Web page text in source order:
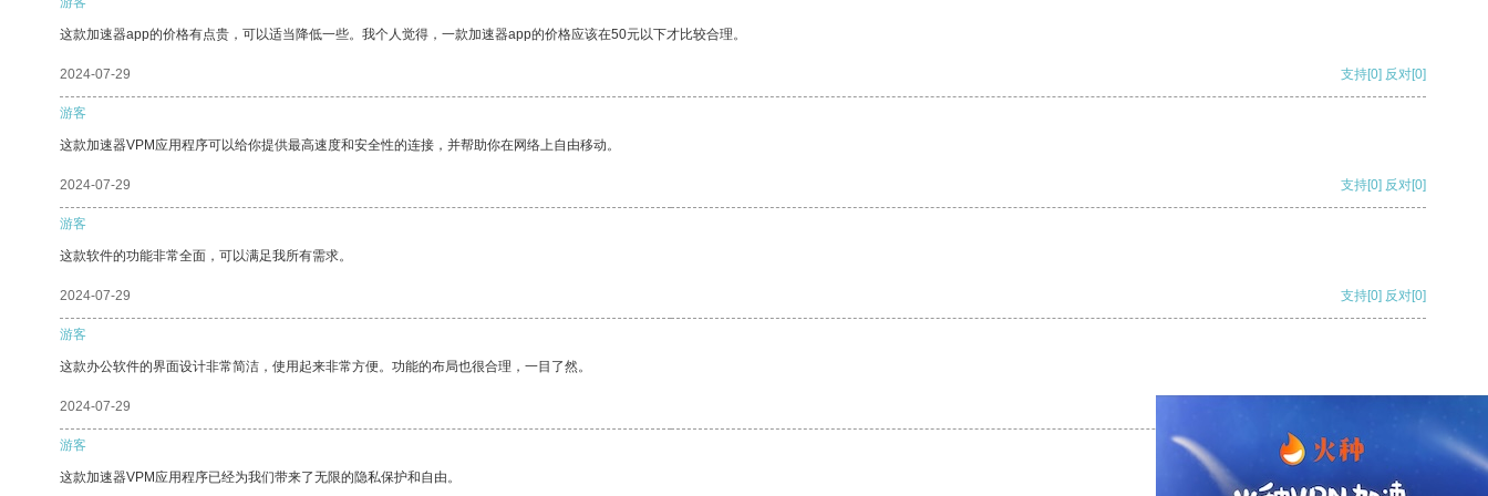
这款加速器app的价格有点贵，可以适当降低一些。我个人觉得，一款加速器app的价格应该在50元以下才比较合理。
2024-07-29 支持[0] 反对[0]
游客
这款加速器VPM应用程序可以给你提供最高速度和安全性的连接，并帮助你在网络上自由移动。
2024-07-29 支持[0] 反对[0]
游客
这款软件的功能非常全面，可以满足我所有需求。
2024-07-29 支持[0] 反对[0]
游客
这款办公软件的界面设计非常简洁，使用起来非常方便。功能的布局也很合理，一目了然。
2024-07-29
游客
这款加速器VPM应用程序已经为我们带来了无限的隐私保护和自由。